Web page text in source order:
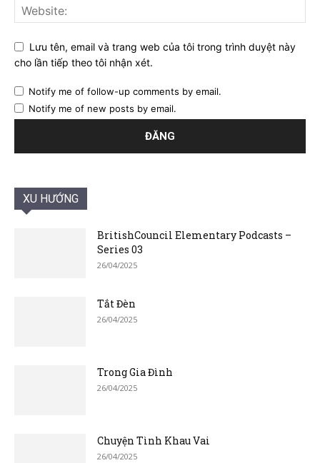
Lưu tên, email và trang web của tôi trong trình duyệt này
cho lần tiếp theo tôi nhận xét.
Notify me of follow-up comments by email.
Notify me of new posts by email.
XU HƯỚNG
BritishCouncil Elementary Podcasts –
Series 03
26/04/2025
Tắt Đèn
26/04/2025
Trong Gia Đình
26/04/2025
Chuyện Tình Khau Vai
26/04/2025